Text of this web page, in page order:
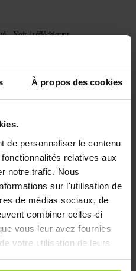
À propos des cookies
de personnaliser le contenu
relatives aux
notre trafic. Nous
sur l'utilisation de
de médias sociaux, de
combiner celles-ci
vous leur avez fournies
votre utilisation de leurs
– Noir / réfléchissant